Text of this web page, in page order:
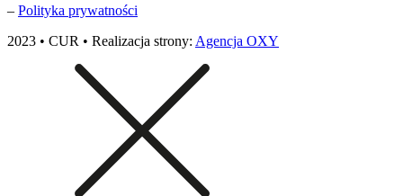
– Polityka prywatności
2023 • CUR • Realizacja strony: Agencja OXY